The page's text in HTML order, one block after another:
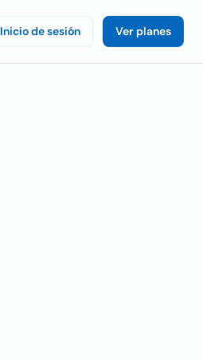
Inicio de sesión Ver planes